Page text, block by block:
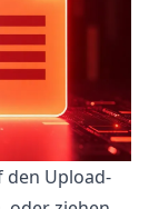
den Upload-